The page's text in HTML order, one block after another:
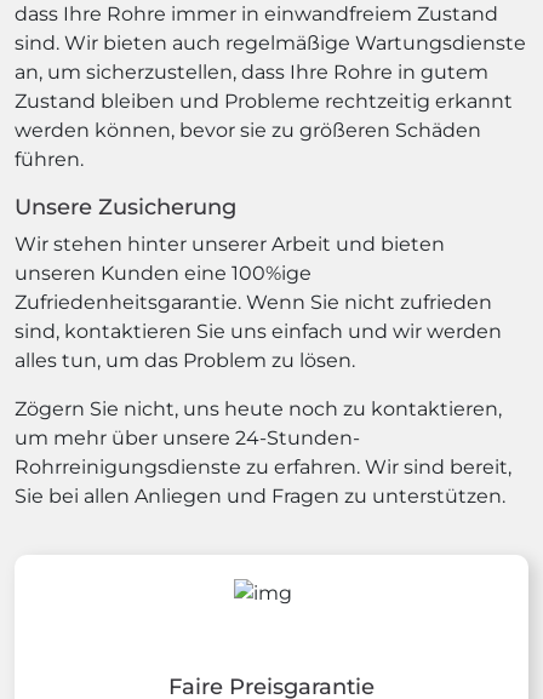
dass Ihre Rohre immer in einwandfreiem Zustand
sind. Wir bieten auch regelmäßige Wartungsdienste
an, um sicherzustellen, dass Ihre Rohre in gutem
Zustand bleiben und Probleme rechtzeitig erkannt
werden können, bevor sie zu größeren Schäden
führen.
Unsere Zusicherung
Wir stehen hinter unserer Arbeit und bieten
unseren Kunden eine 100%ige
Zufriedenheitsgarantie. Wenn Sie nicht zufrieden
sind, kontaktieren Sie uns einfach und wir werden
alles tun, um das Problem zu lösen.
Zögern Sie nicht, uns heute noch zu kontaktieren,
um mehr über unsere 24-Stunden-
Rohrreinigungsdienste zu erfahren. Wir sind bereit,
Sie bei allen Anliegen und Fragen zu unterstützen.
Faire Preisgarantie